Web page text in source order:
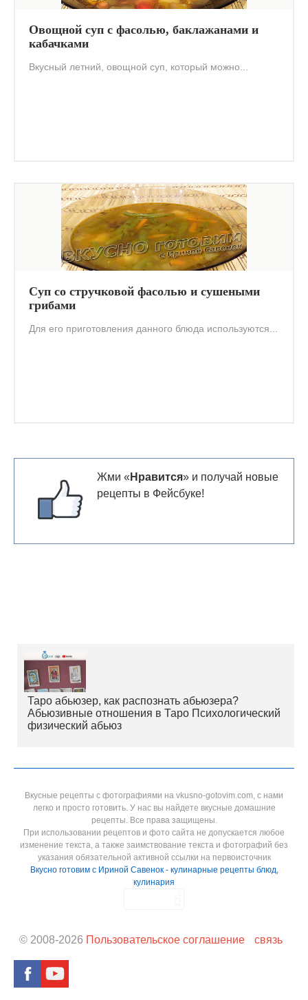
Овощной суп с фасолью, баклажанами и
кабачками
Вкусный летний, овощной суп, который можно...
Суп со стручковой фасолью и сушеными
грибами
Для его приготовления данного блюда используются...
Жми « Нравится» и получай новые
рецепты в Фейсбуке!
Таро абьюзер, как распознать абьюзера?
Абьюзивные отношения в Таро Психологический
физический абьюз
Вкусные рецепты с фотографиями на vkusno-gotovim.com, с нами
легко и просто готовить. У нас вы найдете вкусные домашние
рецепты. Все права защищены.
При использовании рецептов и фото сайта не допускается любое
изменение текста, а также заимствование текста и фотографий без
указания обязательной активной ссылки на первоисточник
Вкусно готовим с Ириной Савенок - кулинарные рецепты блюд,
кулинария
© 2008-2026 Пользовательское соглашение связь